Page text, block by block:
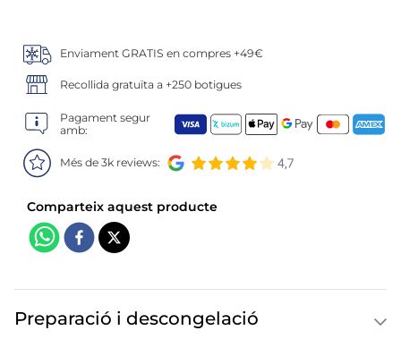
Enviament GRATIS en compres +49€
Recollida gratuïta a +250 botigues
Pagament segur
amb:
Més de 3k reviews:
Preparació i descongelació